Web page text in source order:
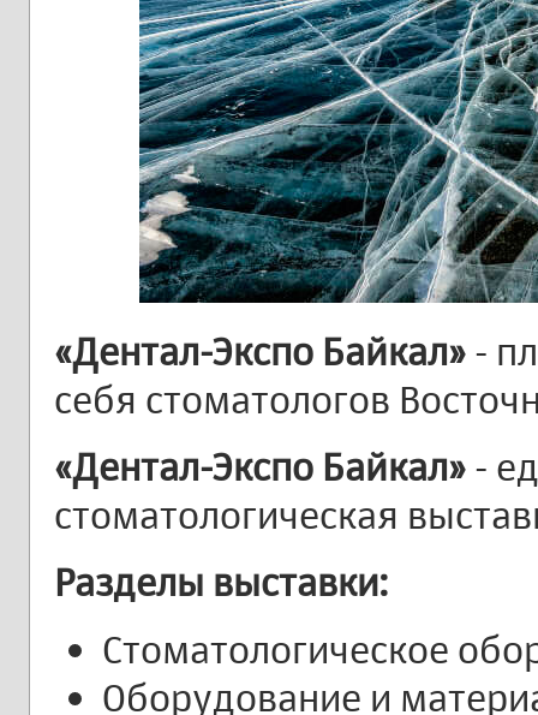
«Дентал-Экспо Байкал» -
себя стоматологов
«Дентал-Экспо Байкал» -
стоматологическая
Разделы выставки:
Стоматологическое
Оборудование и